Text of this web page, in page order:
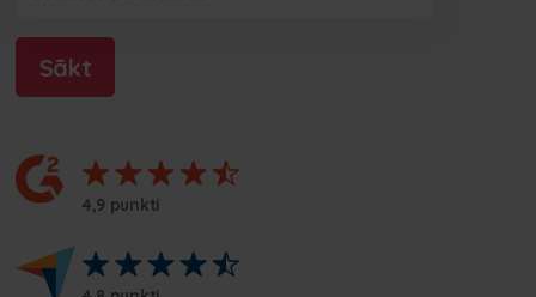
Sākt
4,9 punkti